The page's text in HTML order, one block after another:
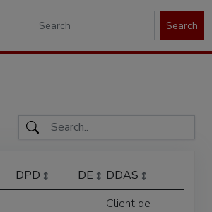
Search
DPD DE
DDAS
- -
Client de